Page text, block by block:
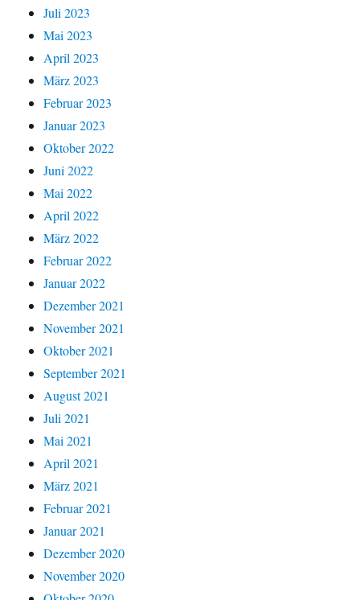
Juli 2023
Mai 2023
April 2023
März 2023
Februar 2023
Januar 2023
Oktober 2022
Juni 2022
Mai 2022
April 2022
März 2022
Februar 2022
Januar 2022
Dezember 2021
November 2021
Oktober 2021
September 2021
August 2021
Juli 2021
Mai 2021
April 2021
März 2021
Februar 2021
Januar 2021
Dezember 2020
November 2020